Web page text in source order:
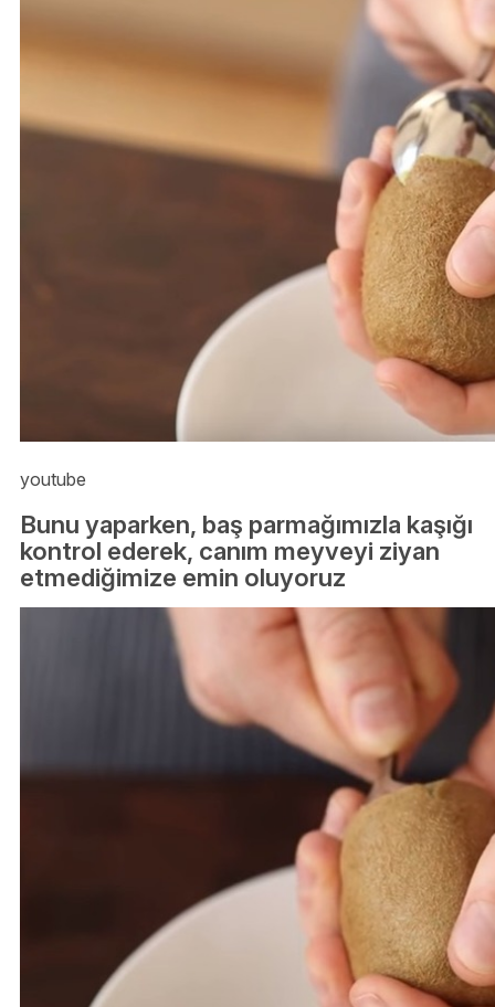
youtube
Bunu yaparken, baş parmağımızla kaşığı
kontrol ederek, canım meyveyi ziyan
etmediğimize emin oluyoruz